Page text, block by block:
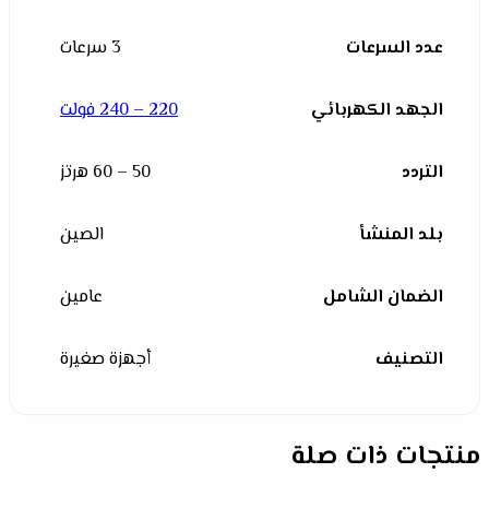
عدد السرعات 3 سرعات
الجهد الكهربائي 220 – 240 فولت
التردد 50 – 60 هرتز
بلد المنشأ الصين
الضمان الشامل عامين
التصنيف أجهزة صغيرة
منتجات ذات صلة